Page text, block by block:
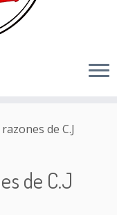
de C.J
de C.J